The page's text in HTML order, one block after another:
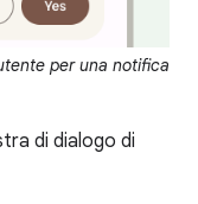
per una notifica
di dialogo di